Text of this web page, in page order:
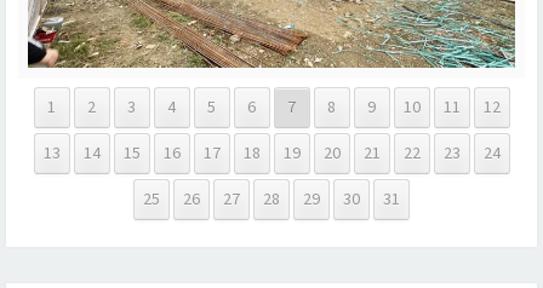
1 2 3 4 5 6 7 8 9 10 11
12
13
14 15 16 17 18 19 20 21 22 23
24
25
26 27 28 29 30 31